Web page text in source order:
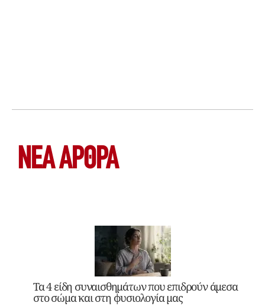
ΝΕΑ ΆΡΘΡΑ
Τα 4 είδη συναισθημάτων που επιδρούν άμεσα
στο σώμα και στη φυσιολογία μας